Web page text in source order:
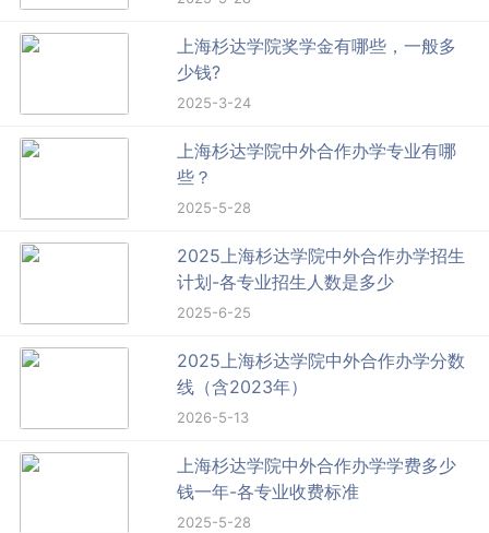
上海杉达学院奖学金有哪些，一般多
少钱?
2025-3-24
上海杉达学院中外合作办学专业有哪
些？
2025-5-28
2025上海杉达学院中外合作办学招生
计划-各专业招生人数是多少
2025-6-25
2025上海杉达学院中外合作办学分数
线（含2023年）
2026-5-13
上海杉达学院中外合作办学学费多少
钱一年-各专业收费标准
2025-5-28